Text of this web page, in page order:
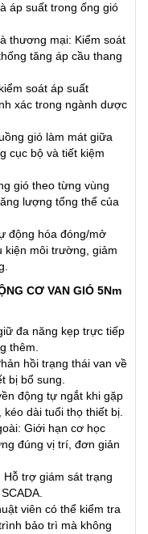
áp suất trong ống gió
thương mại: Kiểm soát
tăng áp cầu thang
soát áp suất
xác trong ngành dược
gió làm mát giữa
cục bộ và tiết kiệm
gió theo từng vùng
lượng tổng thể của
động hóa đóng/mở
kiện môi trường, giảm
CƠ VAN GIÓ 5Nm
đa năng kẹp trực tiếp
thêm.
hồi trạng thái van về
bị bổ sung.
động tự ngắt khi gặp
dài tuổi thọ thiết bị.
Giới hạn cơ học
đúng vị trí, đơn giản
trợ giám sát trạng
viên có thể kiểm tra
bảo trì mà không